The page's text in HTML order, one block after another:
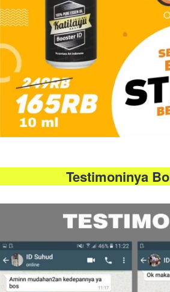
Testimoninya